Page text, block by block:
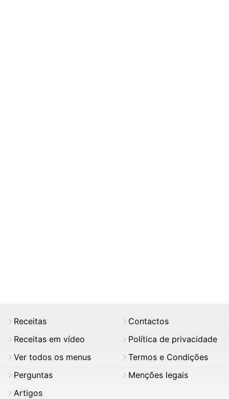
Receitas
Receitas em vídeo
Ver todos os menus
Perguntas
Artigos
Contactos
Política de privacidade
Termos e Condições
Menções legais